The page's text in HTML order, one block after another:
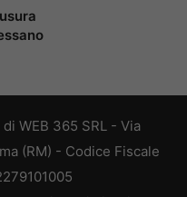
WEB 365 SRL - Via
(RM) - Codice Fiscale